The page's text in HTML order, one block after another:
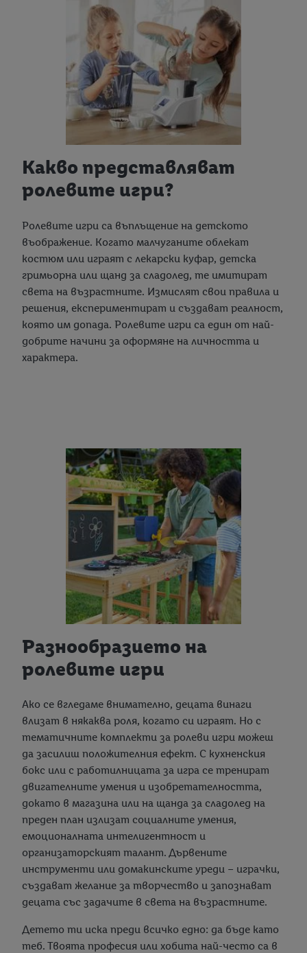
Какво представляват
ролевите игри?
Ролевите игри са въплъщение на детското
въображение. Когато малчуганите облекат
костюм или играят с лекарски куфар, детска
гримьорна или щанд за сладолед, те имитират
света на възрастните. Измислят свои правила и
решения, експериментират и създават реалност,
която им допада. Ролевите игри са един от най-
добрите начини за оформяне на личността и
характера.
Разнообразието на
ролевите игри
Ако се вгледаме внимателно, децата винаги
влизат в някаква роля, когато си играят. Но с
тематичните комплекти за ролеви игри можеш
да засилиш положителния ефект. С кухненския
бокс или с работилницата за игра се тренират
двигателните умения и изобретателността,
докато в магазина или на щанда за сладолед на
преден план излизат социалните умения,
емоционалната интелигентност и
организаторският талант. Дървените
инструменти или домакинските уреди – играчки,
създават желание за творчество и запознават
децата със задачите в света на възрастните.
Детето ти иска преди всичко едно: да бъде като
теб. Твоята професия или хобита най-често са в